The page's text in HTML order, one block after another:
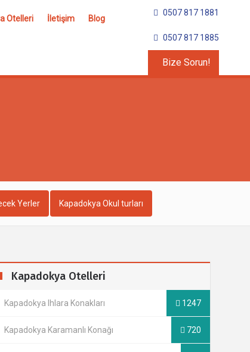
0507 817 1881
0507 817 1885
Bize Sorun!
Otelleri İletişim Blog
Yerler Kapadokya Okul turları
Kapadokya Otelleri
Kapadokya Ihlara Konakları 1247
Kapadokya Karamanlı Konağı 720